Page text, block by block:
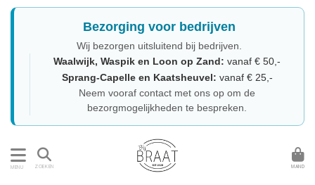
Bezorging voor bedrijven
Wij bezorgen uitsluitend bij bedrijven.
Waalwijk, Waspik en Loon op Zand: vanaf € 50,-
Sprang-Capelle en Kaatsheuvel: vanaf € 25,-
Neem vooraf contact met ons op om de
bezorgmogelijkheden te bespreken.
MENU ZOEKEN MAND